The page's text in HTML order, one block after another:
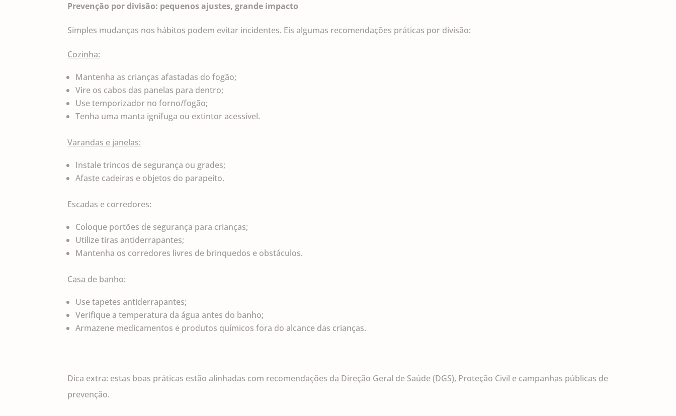
Prevenção por divisão: pequenos ajustes, grande impacto
Simples mudanças nos hábitos podem evitar incidentes. Eis algumas recomendações práticas por divisão:
Cozinha:
Mantenha as crianças afastadas do fogão;
Vire os cabos das panelas para dentro;
Use temporizador no forno/fogão;
Tenha uma manta ignífuga ou extintor acessível.
Varandas e janelas:
Instale trincos de segurança ou grades;
Afaste cadeiras e objetos do parapeito.
Escadas e corredores:
Coloque portões de segurança para crianças;
Utilize tiras antiderrapantes;
Mantenha os corredores livres de brinquedos e obstáculos.
Casa de banho:
Use tapetes antiderrapantes;
Verifique a temperatura da água antes do banho;
Armazene medicamentos e produtos químicos fora do alcance das crianças.
Dica extra: estas boas práticas estão alinhadas com recomendações da Direção Geral de Saúde (DGS), Proteção Civil e campanhas públicas de
prevenção.